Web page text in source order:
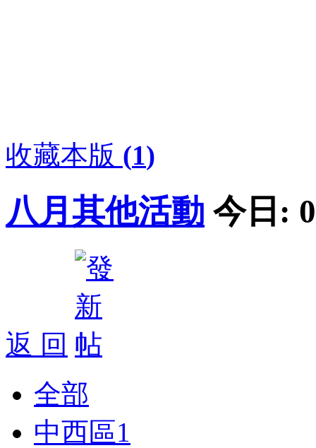
收藏本版 (1)
八月其他活動 今日: 0
返 回
全部
中西區1